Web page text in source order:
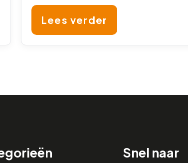
Lees verder
Snel naar